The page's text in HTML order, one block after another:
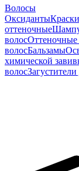
Волосы
Оксиданты
оттеночные
волосОттеночные
волосБальзамы
химической
волос